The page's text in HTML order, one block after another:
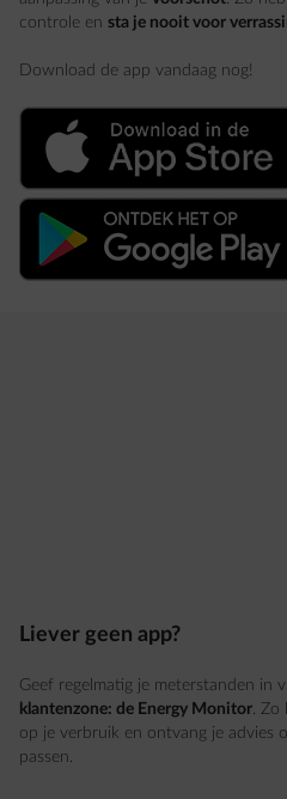
controle en sta je nooit voor
Download de app vandaag nog!
Liever geen app?
Geef regelmatig je meterstanden in
klantenzone: de Energy Monitor. Zo
op je verbruik en ontvang je advies
passen.